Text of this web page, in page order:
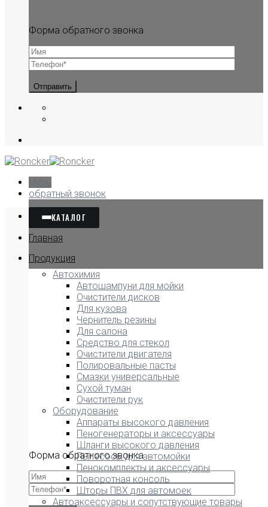
Форма обратного звонка
обратный звонок
Форма обратного звонка
КАТАЛОГ
Главная
Продукция
Автохимия
Автошампуни для мойки
Очистители дисков
Для кузова
Чернитель резины
Для салона
Средство для стекол
Очистители двигателя
Полировальные пасты
Смазки универсальные
Сухой туман
Очистители рук
Оборудование
Аппараты высокого давления
Пеногенераторы и аксессуары
Шланги высокого давления
Пылесосы для автомойки
Пенокомплекты и аксессуары
Поворотная консоль
Шторы ПВХ для автомоек
Автоаксессуары и сопутствующие товары